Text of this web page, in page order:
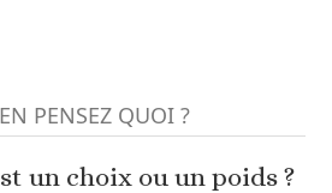
PENSEZ QUOI ?
un choix ou un poids ?